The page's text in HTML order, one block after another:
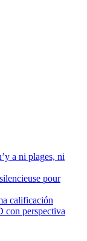
a ni plages, ni
pour
calificación
con perspectiva